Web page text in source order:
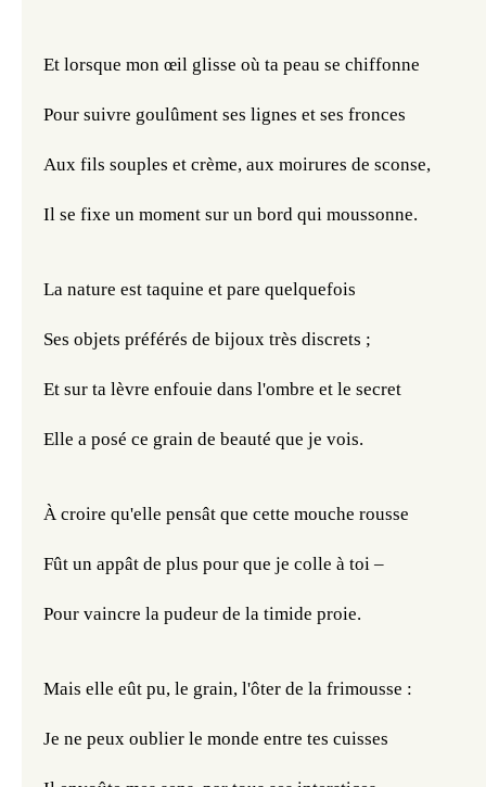
Et lorsque mon œil glisse où ta peau se chiffonne
Pour suivre goulûment ses lignes et ses fronces
Aux fils souples et crème, aux moirures de sconse,
Il se fixe un moment sur un bord qui moussonne.
La nature est taquine et pare quelquefois
Ses objets préférés de bijoux très discrets ;
Et sur ta lèvre enfouie dans l'ombre et le secret
Elle a posé ce grain de beauté que je vois.
À croire qu'elle pensât que cette mouche rousse
Fût un appât de plus pour que je colle à toi –
Pour vaincre la pudeur de la timide proie.
Mais elle eût pu, le grain, l'ôter de la frimousse :
Je ne peux oublier le monde entre tes cuisses